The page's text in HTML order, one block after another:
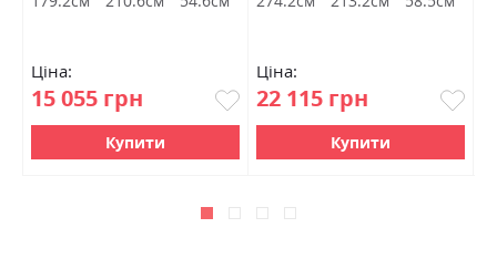
Ціна:
15 055 грн
Купити
Ціна:
22 115 грн
Купити